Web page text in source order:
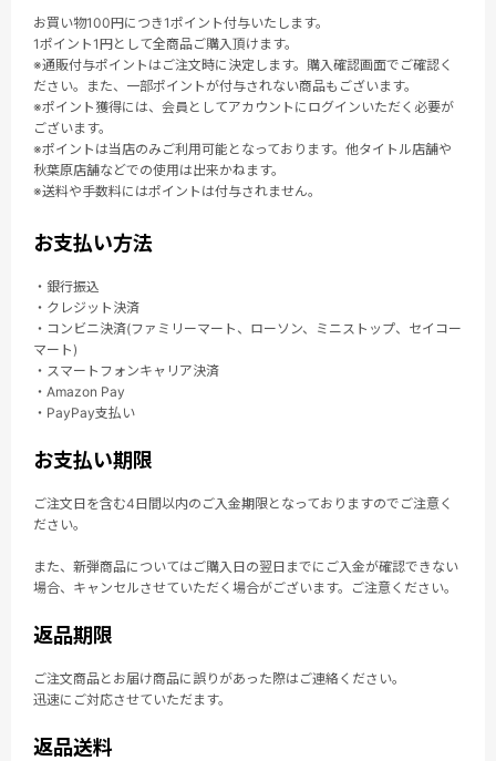
お買い物100円につき1ポイント付与いたします。
1ポイント1円として全商品ご購入頂けます。
※通販付与ポイントはご注文時に決定します。購入確認画面でご確認く
ださい。また、一部ポイントが付与されない商品もございます。
※ポイント獲得には、会員としてアカウントにログインいただく必要が
ございます。
※ポイントは当店のみご利用可能となっております。他タイトル店舗や
秋葉原店舗などでの使用は出来かねます。
※送料や手数料にはポイントは付与されません。
お支払い方法
・銀行振込
・クレジット決済
・コンビニ決済(ファミリーマート、ローソン、ミニストップ、セイコー
マート)
・スマートフォンキャリア決済
・Amazon Pay
・PayPay支払い
お支払い期限
ご注文日を含む4日間以内のご入金期限となっておりますのでご注意く
ださい。
また、新弾商品についてはご購入日の翌日までにご入金が確認できない
場合、キャンセルさせていただく場合がございます。ご注意ください。
返品期限
ご注文商品とお届け商品に誤りがあった際はご連絡ください。
迅速にご対応させていただます。
返品送料